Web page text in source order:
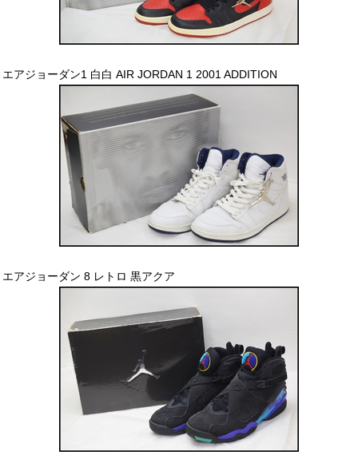
エアジョーダン1 白白 AIR JORDAN 1 2001 ADDITION
エアジョーダン 8 レトロ 黒アクア